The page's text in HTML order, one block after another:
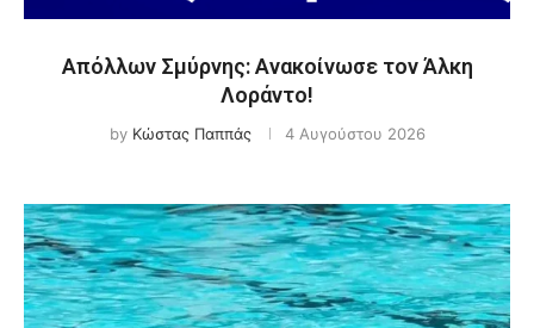
Απόλλων Σμύρνης: Ανακοίνωσε τον Άλκη
Λοράντο!
by Κώστας Παππάς 4 Αυγούστου 2026